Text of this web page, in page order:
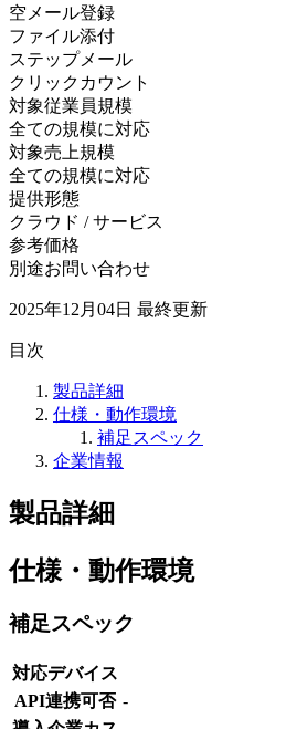
空メール登録
ファイル添付
ステップメール
クリックカウント
対象従業員規模
全ての規模に対応
対象売上規模
全ての規模に対応
提供形態
クラウド / サービス
参考価格
別途お問い合わせ
2025年12月04日 最終更新
目次
製品詳細
仕様・動作環境
補足スペック
企業情報
製品詳細
仕様・動作環境
補足スペック
対応デバイス
API連携可否 -